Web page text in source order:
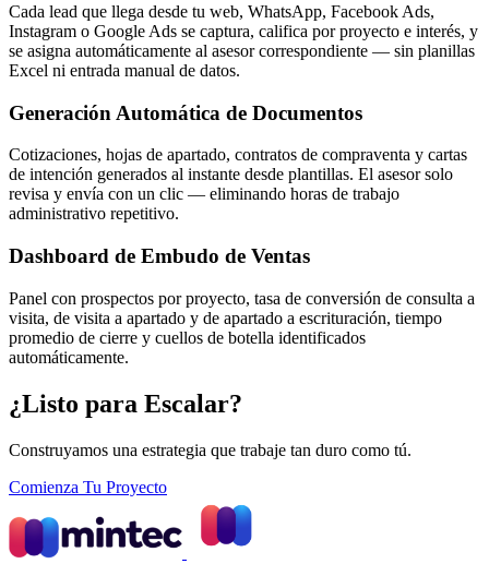
Cada lead que llega desde tu web, WhatsApp, Facebook Ads,
Instagram o Google Ads se captura, califica por proyecto e interés, y
se asigna automáticamente al asesor correspondiente — sin planillas
Excel ni entrada manual de datos.
Generación Automática de Documentos
Cotizaciones, hojas de apartado, contratos de compraventa y cartas
de intención generados al instante desde plantillas. El asesor solo
revisa y envía con un clic — eliminando horas de trabajo
administrativo repetitivo.
Dashboard de Embudo de Ventas
Panel con prospectos por proyecto, tasa de conversión de consulta a
visita, de visita a apartado y de apartado a escrituración, tiempo
promedio de cierre y cuellos de botella identificados
automáticamente.
¿Listo para Escalar?
Construyamos una estrategia que trabaje tan duro como tú.
Comienza Tu Proyecto